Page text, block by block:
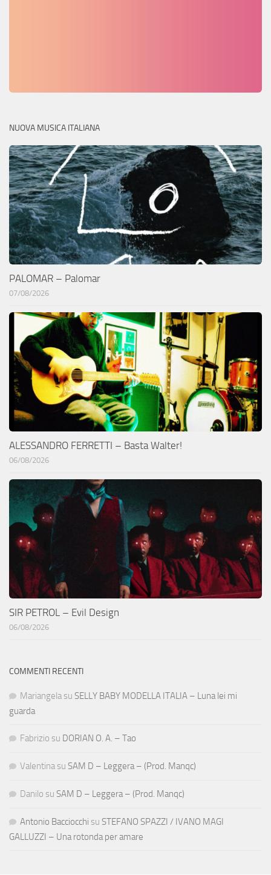
NUOVA MUSICA ITALIANA
PALOMAR – Palomar
07/08/2026
ALESSANDRO FERRETTI – Basta Walter!
06/08/2026
SIR PETROL – Evil Design
06/08/2026
COMMENTI RECENTI
Mariangela su SELLY BABY MODELLA ITALIA – Luna lei mi
guarda
Fabrizio su DORIAN O. A. – Tao
Valentina su SAM D – Leggera – (Prod. Manqc)
Danilo su SAM D – Leggera – (Prod. Manqc)
Antonio Bacciocchi su STEFANO SPAZZI / IVANO MAGI
GALLUZZI – Una rotonda per amare